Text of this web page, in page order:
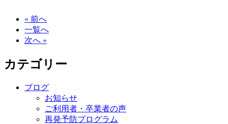
« 前へ
一覧へ
次へ »
カテゴリー
ブログ
お知らせ
ご利用者・卒業者の声
再発予防プログラム